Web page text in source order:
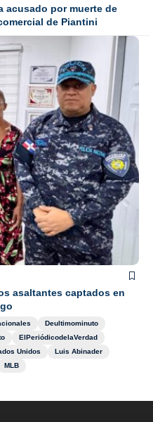
acusado por muerte de
de Piantini
asaltantes captados en
Deultimominuto
ElPeriódicodelaVerdad
Unidos
Luis Abinader
MLB